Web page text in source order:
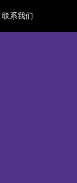
联系我们